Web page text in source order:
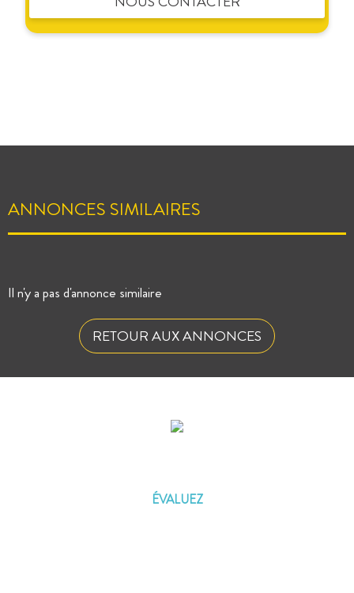
ANNONCES SIMILAIRES
Il n'y a pas d'annonce similaire
RETOUR AUX ANNONCES
ÉVALUEZ